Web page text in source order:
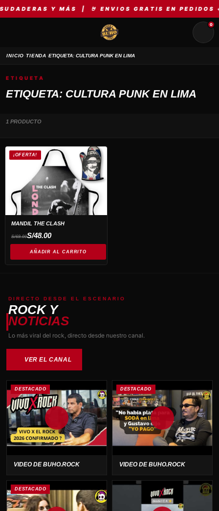
Y MÁS | 🤘 ENVIOS GRATIS EN
0
INICIO›TIENDA›ETIQUETA: CULTURA PUNK EN LIMA
ETIQUETA
ETIQUETA: CULTURA PUNK EN LIMA
1 PRODUCTO
¡OFERTA!
MANDIL THE CLASH
S/69.00
El
precio
original
S/69.00.
S/48.00
El
precio
actual
S/48.00.
AÑADIR AL CARRITO
DIRECTO DESDE EL ESCENARIO
ROCK Y
NOTICIAS
Lo más viral del rock, directo desde nuestro canal.
VER EL CANAL
DESTACADO
VIDEO DE BUHO.ROCK
DESTACADO
VIDEO DE BUHO.ROCK
DESTACADO